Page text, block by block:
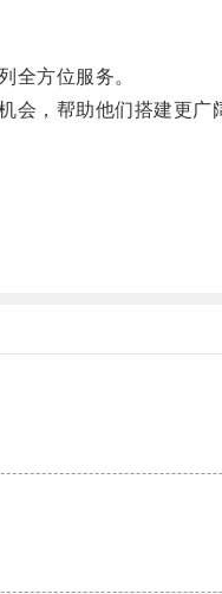
方位服务。
，帮助他们搭建更广